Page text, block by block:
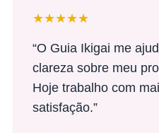
★★★★★
“O Guia Ikigai me
clareza sobre meu
Hoje trabalho com
satisfação.”